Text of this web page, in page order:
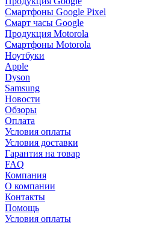
Смартфоны Google Pixel
Смарт часы Google
Продукция Motorola
Смартфоны Motorola
Ноутбуки
Apple
Dyson
Samsung
Новости
Обзоры
Оплата
Условия оплаты
Условия доставки
Гарантия на товар
FAQ
Компания
О компании
Контакты
Помощь
Условия оплаты